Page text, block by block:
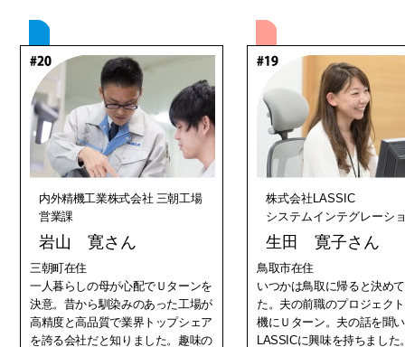
内外精機工業株式会社 三朝工場
営業課
岩山 寛さん
三朝町在住
一人暮らしの母が心配でＵターンを
決意。昔から馴染みのあった工場が
高精度と高品質で業界トップシェア
を誇る会社だと知りました。趣味の
株式会社LASSIC
システムインテグレーシ
生田 寛子さん
鳥取市在住
いつかは鳥取に帰ると決め
た。夫の前職のプロジェク
機にＵターン。夫の話を聞
LASSICに興味を持ちました